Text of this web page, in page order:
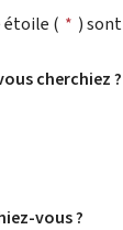
étoile ( * ) sont
cherchiez ?
vous ?